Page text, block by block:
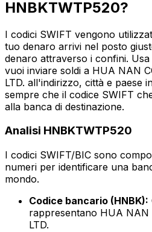
HNBKTWTP520?
I codici SWIFT vengono
tuo denaro arrivi nel posto
denaro attraverso i confini.
vuoi inviare soldi a HUA NAN
LTD. all'indirizzo, città e paese
sempre che il codice SWIFT
alla banca di destinazione.
Analisi HNBKTWTP520
I codici SWIFT/BIC sono
numeri per identificare una
mondo.
Codice bancario (HNBK):
rappresentano HUA NAN
LTD.